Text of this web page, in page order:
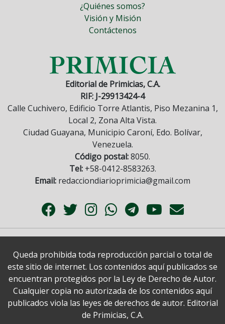
¿Quiénes somos?
Visión y Misión
Contáctenos
Editorial de Primicias, C.A.
RIF: J-29913424-4
Calle Cuchivero, Edificio Torre Atlantis, Piso Mezanina 1,
Local 2, Zona Alta Vista.
Ciudad Guayana, Municipio Caroní, Edo. Bolívar,
Venezuela.
Código postal:8050.
Tel:+58-0412-8583263.
Email: redacciondiarioprimicia@gmail.com
Queda prohibida toda reproducción parcial o total de
este sitio de internet. Los contenidos aquí publicados se
encuentran protegidos por la Ley de Derecho de Autor.
Cualquier copia no autorizada de los contenidos aquí
publicados viola las leyes de derechos de autor. Editorial
de Primicias, C.A.